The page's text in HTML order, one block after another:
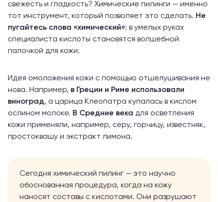
свежесть и гладкость? Химические пилинги — именно
тот инструмент, который позволяет это сделать. Не
пугайтесь слова «химический»: в умелых руках
специалиста кислоты становятся волшебной
палочкой для кожи.
Идея омоложения кожи с помощью отшелушивания не
нова. Например, в Греции и Риме использовали
виноград, а царица Клеопатра купалась в кислом
ослином молоке. В Средние века для осветления
кожи применяли, например, серу, горчицу, известняк,
простоквашу и экстракт лимона.
Сегодня химический пилинг — это научно
обоснованная процедура, когда на кожу
наносят составы с кислотами. Они разрушают